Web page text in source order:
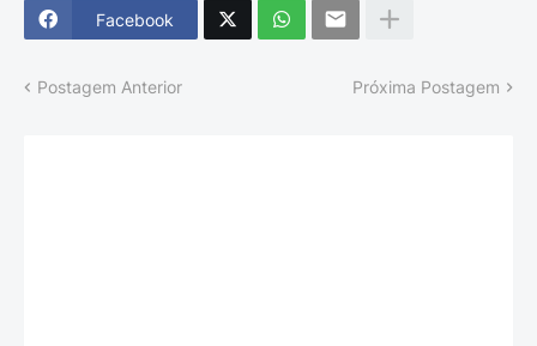
Facebook
Postagem Anterior Próxima Postagem